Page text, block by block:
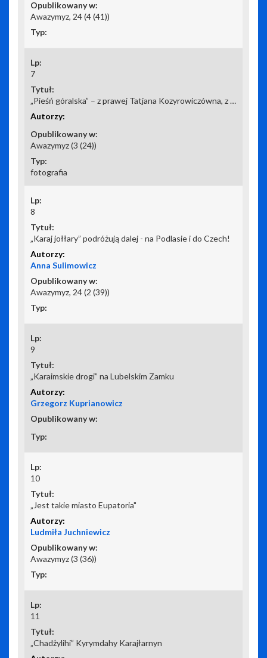
Awazymyz, 24 (4 (41))
7
„Pieśń góralska” – z prawej Tatjana Kozyrowiczówna, z lewej Halina Łobanosówna.Wilno, 1 lutego 1931 r.
Awazymyz (3 (24))
fotografia
8
„Karaj jołłary” podróżują dalej - na Podlasie i do Czech!
Anna Sulimowicz
Awazymyz, 24 (2 (39))
9
„Karaimskie drogi” na Lubelskim Zamku
Grzegorz Kuprianowicz
10
„Jest takie miasto Eupatoria"
Ludmiła Juchniewicz
Awazymyz (3 (36))
11
„Chadżylihi” Kyrymdahy Karajłarnyn